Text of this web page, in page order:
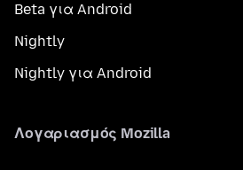
Beta για Android
Nightly
Nightly για Android
Λογαριασμός Mozilla